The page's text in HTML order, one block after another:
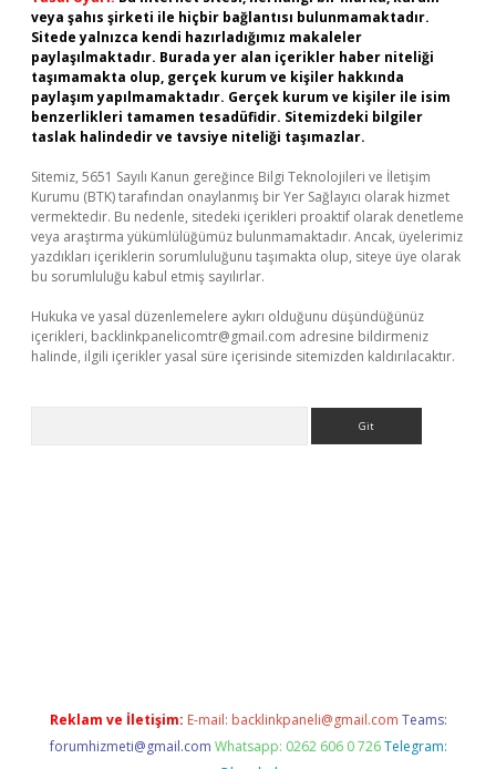
veya şahıs şirketi ile hiçbir bağlantısı bulunmamaktadır.
Sitede yalnızca kendi hazırladığımız makaleler
paylaşılmaktadır. Burada yer alan içerikler haber niteliği
taşımamakta olup, gerçek kurum ve kişiler hakkında
paylaşım yapılmamaktadır. Gerçek kurum ve kişiler ile isim
benzerlikleri tamamen tesadüfidir. Sitemizdeki bilgiler
taslak halindedir ve tavsiye niteliği taşımazlar.
Sitemiz, 5651 Sayılı Kanun gereğince Bilgi Teknolojileri ve İletişim
Kurumu (BTK) tarafından onaylanmış bir Yer Sağlayıcı olarak hizmet
vermektedir. Bu nedenle, sitedeki içerikleri proaktif olarak denetleme
veya araştırma yükümlülüğümüz bulunmamaktadır. Ancak, üyelerimiz
yazdıkları içeriklerin sorumluluğunu taşımakta olup, siteye üye olarak
bu sorumluluğu kabul etmiş sayılırlar.
Hukuka ve yasal düzenlemelere aykırı olduğunu düşündüğünüz
içerikleri, backlinkpanelicomtr@gmail.com adresine bildirmeniz
halinde, ilgili içerikler yasal süre içerisinde sitemizden kaldırılacaktır.
Reklam ve İletişim: E-mail: backlinkpaneli@gmail.com Teams:
forumhizmeti@gmail.com Whatsapp: 0262 606 0 726 Telegram: